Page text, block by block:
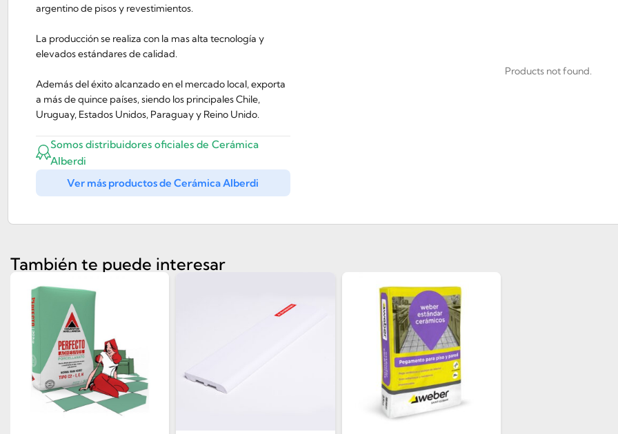
argentino de pisos y revestimientos.
La producción se realiza con la mas alta tecnología y
elevados estándares de calidad.
Además del éxito alcanzado en el mercado local, exporta
a más de quince países, siendo los principales Chile,
Uruguay, Estados Unidos, Paraguay y Reino Unido.
Somos distribuidores oficiales de Cerámica
Alberdi
Ver más productos de Cerámica Alberdi
Products not found.
También te puede interesar